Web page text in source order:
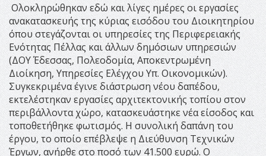
Ολοκληρώθηκαν εδώ και λίγες ημέρες οι εργασίες
ανακατασκευής της κύριας εισόδου του Διοικητηρίου
όπου στεγάζονται οι υπηρεσίες της Περιφερειακής
Ενότητας Πέλλας και άλλων δημόσιων υπηρεσιών
(ΔΟΥ Έδεσσας, Πολεοδομία, Αποκεντρωμένη
Διοίκηση, Υπηρεσίες Ελέγχου Υπ. Οικονομικών).
Συγκεκριμένα έγινε διάστρωση νέου δαπέδου,
εκτελέστηκαν εργασίες αρχιτεκτονικής τοπίου στον
περιβάλλοντα χώρο, κατασκευάστηκε νέα είσοδος και
τοποθετήθηκε φωτισμός. Η συνολική δαπάνη του
έργου, το οποίο επέβλεψε η Διεύθυνση Τεχνικών
Έργων, ανήρθε στο ποσό των 41.500 ευρώ. Ο